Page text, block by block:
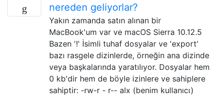
nereden geliyorlar?
Yakın zamanda satın alınan bir
MacBook'um var ve macOS Sierra 10.12.5
Bazen '!' İsimli tuhaf dosyalar ve 'export'
bazı rasgele dizinlerde, örneğin ana dizinde
veya başkalarında yaratılıyor. Dosyalar hem
0 kb'dir hem de böyle izinlere ve sahiplere
sahiptir: -rw-r - r-- alx (benim kullanıcı)